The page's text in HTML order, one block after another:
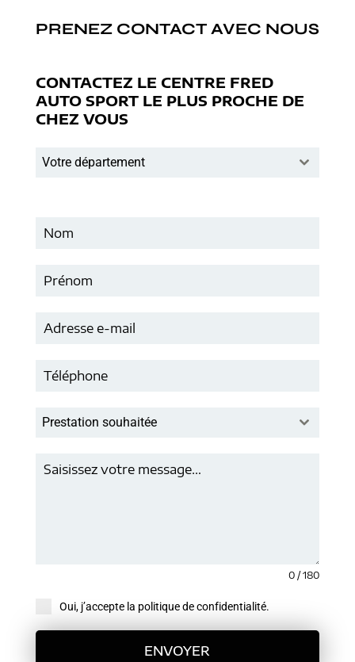
PRENEZ CONTACT AVEC NOUS
CONTACTEZ LE CENTRE FRED
AUTO SPORT LE PLUS PROCHE DE
CHEZ VOUS
Votre département
Prestation souhaitée
0 / 180
Oui, j’accepte la politique de confidentialité.
ENVOYER